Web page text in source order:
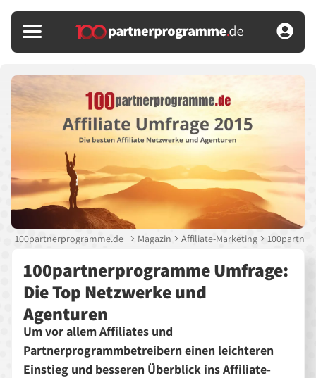
100partnerprogramme.de Magazin Affiliate-Marketing
100partnerprogramme Umfrage:
Die Top Netzwerke und
Agenturen
Um vor allem Affiliates und
Partnerprogrammbetreibern einen leichteren
Einstieg und besseren Überblick ins Affiliate-